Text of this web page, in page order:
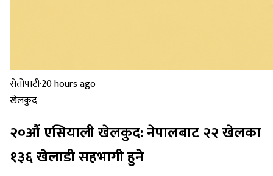
सेतोपाटी·20 hours ago
खेलकुद
२०औं एसियाली खेलकुद: नेपालबाट २२ खेलका
१३६ खेलाडी सहभागी हुने